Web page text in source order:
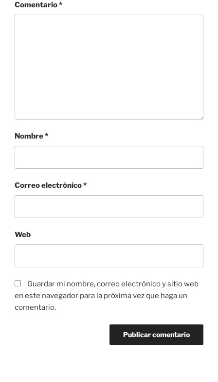
Comentario*
Nombre*
Correo electrónico*
Web
Guardar mi nombre, correo electrónico y sitio web
en este navegador para la próxima vez que haga un
comentario.